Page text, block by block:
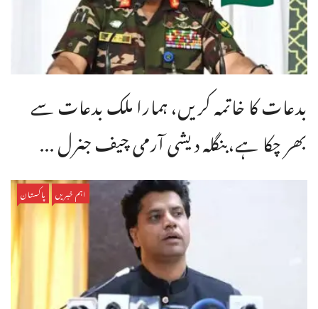
بدعات کا خاتمہ کریں، ہمارا ملک بدعات سے
بھر چکا ہے،بنگله دیشی آرمی چیف جنرل ...
اہم خبریں پاکستان